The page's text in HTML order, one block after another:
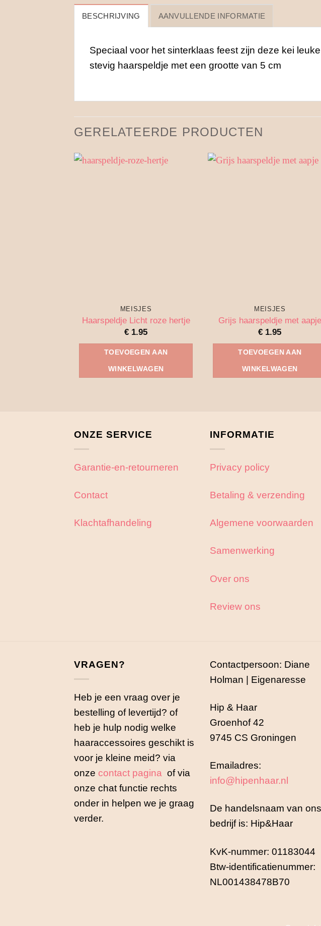
BESCHRIJVING AANVULLENDE INFORMATIE
Speciaal voor het sinterklaas feest zijn deze kei
stevig haarspeldje met een grootte van 5 cm
GERELATEERDE PRODUCTEN
MEISJES
Haarspeldje Licht roze hertje
€ 1.95
TOEVOEGEN AAN
WINKELWAGEN
MEISJES
Grijs haarspeldje met aapje
€ 1.95
TOEVOEGEN AAN
WINKELWAGEN
ONZE SERVICE
Garantie-en-retourneren
Contact
Klachtafhandeling
INFORMATIE
Privacy policy
Betaling & verzending
Algemene voorwaarden
Samenwerking
Over ons
Review ons
VRAGEN?
Heb je een vraag over je
bestelling of levertijd? of
heb je hulp nodig welke
haaraccessoires geschikt is
voor je kleine meid? via
onze contact pagina of via
onze chat functie rechts
onder in helpen we je graag
verder.
Contactpersoon: Diane
Holman | Eigenaresse
Hip & Haar
Groenhof 42
9745 CS Groningen
Emailadres:
info@hipenhaar.nl
De handelsnaam van ons
bedrijf is: Hip&Haar
KvK-nummer: 01183044
Btw-identificatienummer:
NL001438478B70